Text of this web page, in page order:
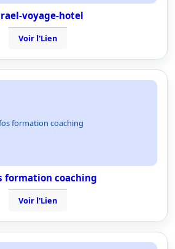
voyage-hotel
Voir l'Lien
formation coaching
formation coaching
Voir l'Lien